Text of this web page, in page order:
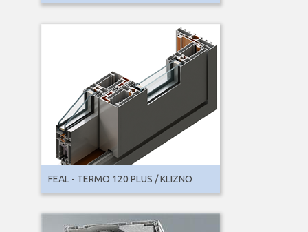
FEAL - TERMO 120 PLUS / KLIZNO